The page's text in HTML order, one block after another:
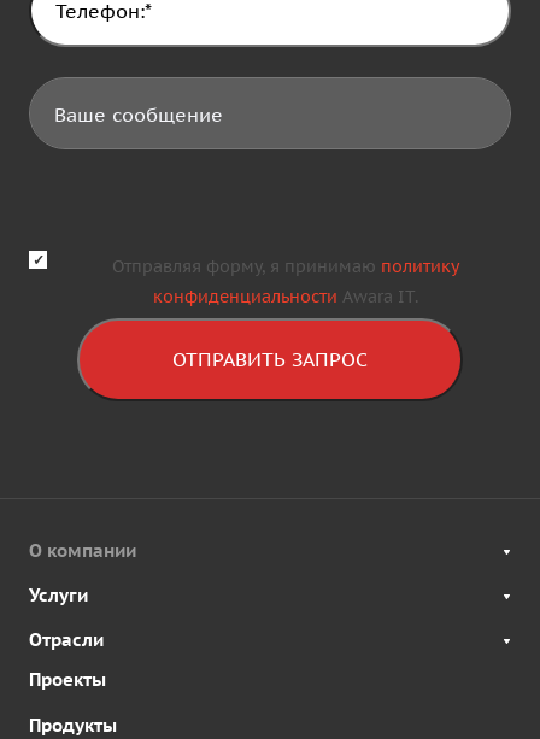
Отправляя форму, я принимаю политику
конфиденциальности Awara IT.
ОТПРАВИТЬ ЗАПРОС
О компании
Услуги
Отрасли
Проекты
Продукты